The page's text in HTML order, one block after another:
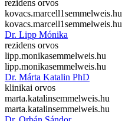
rezidens orvos
kovacs.marcell1semmelweis.hu
kovacs.marcell1semmelweis.hu
Dr. Lipp Mónika
rezidens orvos
lipp.monikasemmelweis.hu
lipp.monikasemmelweis.hu
Dr. Márta Katalin PhD
klinikai orvos
marta.katalinsemmelweis.hu
marta.katalinsemmelweis.hu